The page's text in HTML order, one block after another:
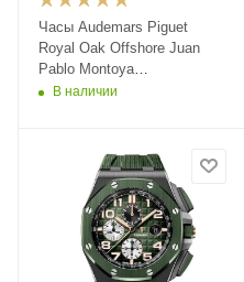
Часы Audemars Piguet
Royal Oak Offshore Juan
Pablo Montoya
26030PO.OO.D001IN.01
В наличии